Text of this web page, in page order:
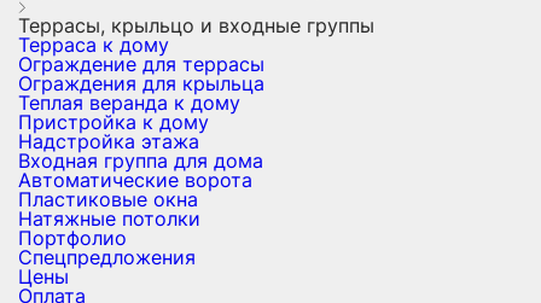
Террасы, крыльцо и входные группы
Терраса к дому
Ограждение для террасы
Ограждения для крыльца
Теплая веранда к дому
Пристройка к дому
Надстройка этажа
Входная группа для дома
Автоматические ворота
Пластиковые окна
Натяжные потолки
Портфолио
Спецпредложения
Цены
Оплата